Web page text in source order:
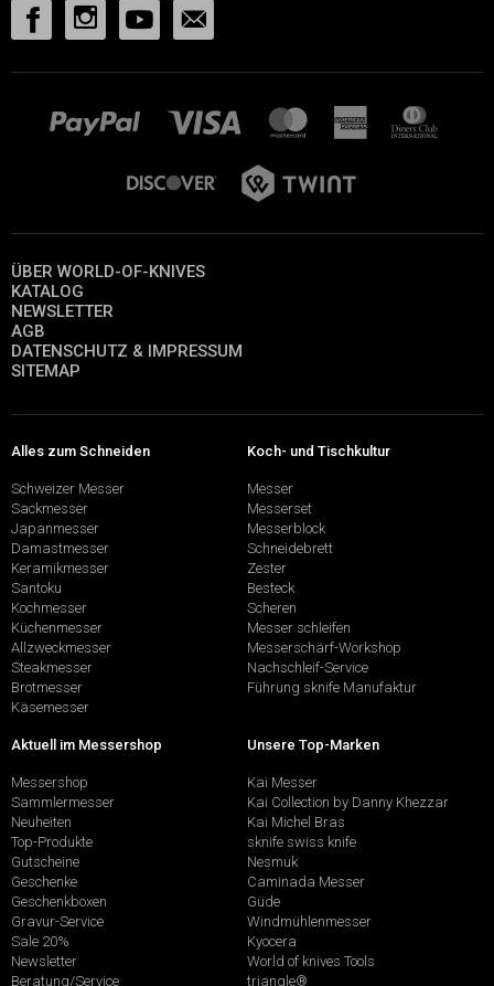
ÜBER WORLD-OF-KNIVES
KATALOG
NEWSLETTER
AGB
DATENSCHUTZ & IMPRESSUM
SITEMAP
Alles zum Schneiden
Schweizer Messer
Sackmesser
Japanmesser
Damastmesser
Keramikmesser
Santoku
Kochmesser
Küchenmesser
Allzweckmesser
Steakmesser
Brotmesser
Käsemesser
Koch- und Tischkultur
Messer
Messerset
Messerblock
Schneidebrett
Zester
Besteck
Scheren
Messer schleifen
Messerschärf-Workshop
Nachschleif-Service
Führung sknife Manufaktur
Aktuell im Messershop
Messershop
Sammlermesser
Neuheiten
Top-Produkte
Gutscheine
Geschenke
Geschenkboxen
Gravur-Service
Sale 20%
Newsletter
Beratung/Service
Unsere Top-Marken
Kai Messer
Kai Collection by Danny Khezzar
Kai Michel Bras
sknife swiss knife
Nesmuk
Caminada Messer
Güde
Windmühlenmesser
Kyocera
World of knives Tools
triangle®